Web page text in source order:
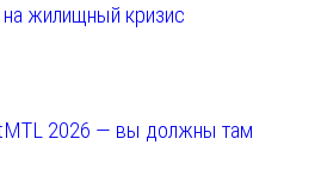
жилищный кризис
2026 — вы должны там